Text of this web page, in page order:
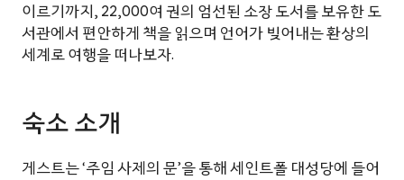
이르기까지, 22,000여 권의 엄선된 소장 도서를 보유한 도
서관에서 편안하게 책을 읽으며 언어가 빚어내는 환상의
세계로 여행을 떠나보자.
숙소 소개
게스트는 ‘주임 사제의 문’을 통해 세인트폴 대성당에 들어